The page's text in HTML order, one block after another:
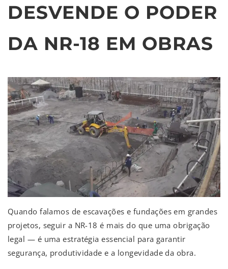
DESVENDE O PODER
DA NR-18 EM OBRAS
Quando falamos de escavações e fundações em grandes
projetos, seguir a NR-18 é mais do que uma obrigação
legal — é uma estratégia essencial para garantir
segurança, produtividade e a longevidade da obra.